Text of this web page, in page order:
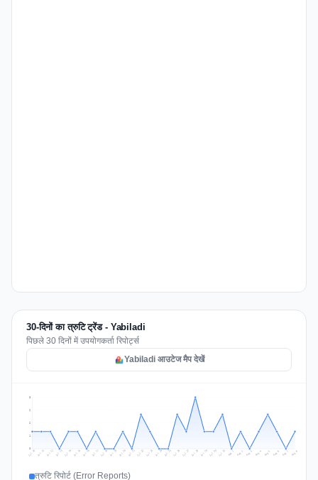
30-दिनों का त्रुटि ट्रेंड - Yabiladi
पिछले 30 दिनों में उपयोगकर्ता रिपोर्ट्स
Yabiladi आउटेज मैप देखें
1
2
2
3
Jul 10 Jul 11 Jul 12 Jul 13 Jul 14 Jul 15 Jul 16 Jul 17 Jul 18 Jul 19 Jul 20 Jul 21 Jul 22 Jul 23 Jul 24 Jul 25 Jul 26 Jul 27 Jul 28 Jul 29 Jul 30 Jul 31 Aug 1 Aug 2 Aug 3 Aug 4 Aug 5 Aug 6 Aug 7 Aug 8
त्रुटि रिपोर्ट (Error Reports)